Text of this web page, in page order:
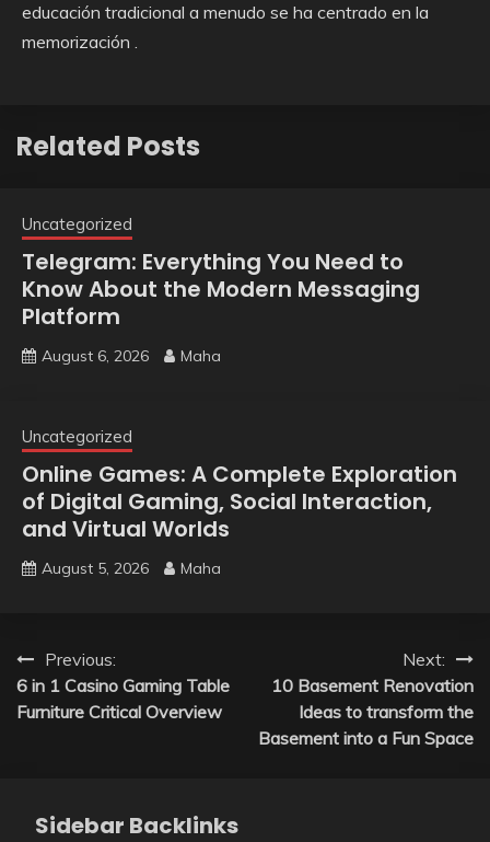
educación tradicional a menudo se ha centrado en la
memorización .
Related Posts
Uncategorized
Telegram: Everything You Need to
Know About the Modern Messaging
Platform
August 6, 2026 Maha
Uncategorized
Online Games: A Complete Exploration
of Digital Gaming, Social Interaction,
and Virtual Worlds
August 5, 2026 Maha
Post
navigation
Previous:
6 in 1 Casino Gaming Table
Furniture Critical Overview
Next:
10 Basement Renovation
Ideas to transform the
Basement into a Fun Space
Sidebar Backlinks